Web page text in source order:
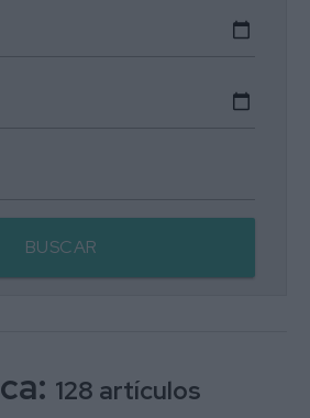
BUSCAR
128 artículos